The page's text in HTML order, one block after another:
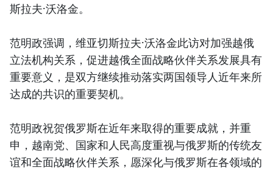
斯拉夫·沃洛金。
范明政强调，维亚切斯拉夫·沃洛金此访对加强越俄
立法机构关系，促进越俄全面战略伙伴关系发展具有
重要意义，是双方继续推动落实两国领导人近年来所
达成的共识的重要契机。
范明政祝贺俄罗斯在近年来取得的重要成就，并重
申，越南党、国家和人民高度重视与俄罗斯的传统友
谊和全面战略伙伴关系，愿深化与俄罗斯在各领域的